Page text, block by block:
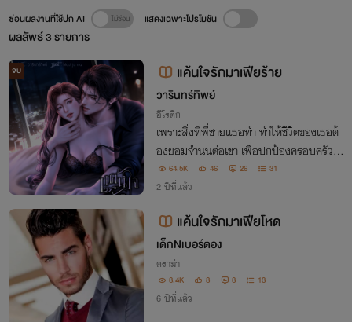
ผลลัพธ์3รายการ
ซ่อนผลงานที่ใช้ปก AI แสดงเฉพาะโปรโมชัน
จบ แค้นใจรักมาเฟียร้าย
วารินทร์ทิพย์
อีโรติก
เพราะสิ่งที่พี่ชายเเธอทำ ทำให้ชีวิตของเธอต้
องยอมจำนนต่อเขา เพื่อปกป้องครอบครัวแ
ละชีวิตพี่ชายตัวเองจากมาเฟียใจร้าย ที่พร้อม
จะแก้แค้นให้น้องสาวตัวเองตลอดเวลา
64.5K 46 26 31
2 ปีที่แล้ว
แค้นใจรักมาเฟียโหด
เด็กNเบอร์ตอง
ดราม่า
3.4K 8 3 13
6 ปีที่แล้ว